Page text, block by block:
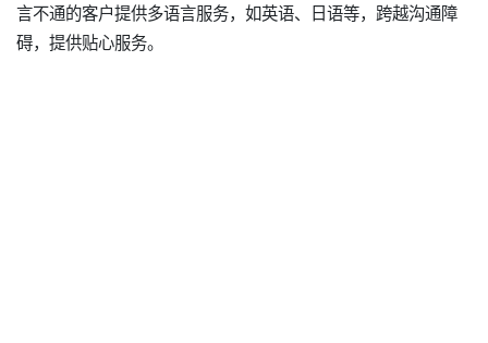
言不通的客户提供多语言服务，如英语、日语等，跨越沟通障
碍，提供贴心服务。